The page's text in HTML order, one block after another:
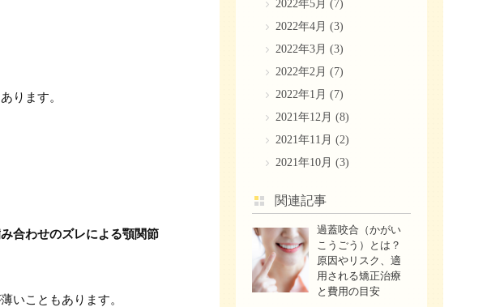
ります。
合わせのズレによる顎関節
いこともあります。
2022年5月 (7)
2022年4月 (3)
2022年3月 (3)
2022年2月 (7)
2022年1月 (7)
2021年12月 (8)
2021年11月 (2)
2021年10月 (3)
関連記事
過蓋咬合（かがい
こうごう）とは？
原因やリスク、適
用される矯正治療
と費用の目安